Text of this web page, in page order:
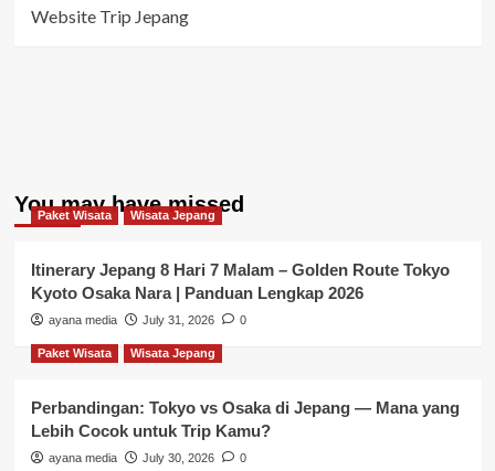
Website Trip Jepang
You may have missed
Paket Wisata Wisata Jepang
Itinerary Jepang 8 Hari 7 Malam – Golden Route Tokyo
Kyoto Osaka Nara | Panduan Lengkap 2026
ayana media July 31, 2026 0
Paket Wisata Wisata Jepang
Perbandingan: Tokyo vs Osaka di Jepang — Mana yang
Lebih Cocok untuk Trip Kamu?
ayana media July 30, 2026 0